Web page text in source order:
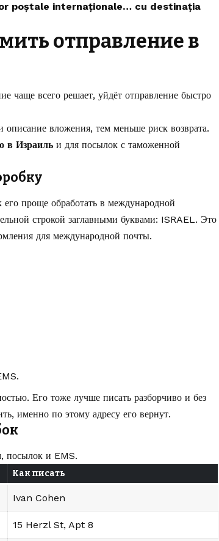
poștale internaționale… cu destinația
отправление в
чаще всего решает, уйдёт отправление быстро
вложения, тем меньше риск возврата.
в Израиль и для посылок с таможенной
проще обработать в международной
строкой заглавными буквами: ISRAEL. Это
для международной почты.
Его тоже лучше писать разборчиво и без
именно по этому адресу его вернут.
посылок и EMS.
Как писать
Ivan Cohen
15 Herzl St, Apt 8